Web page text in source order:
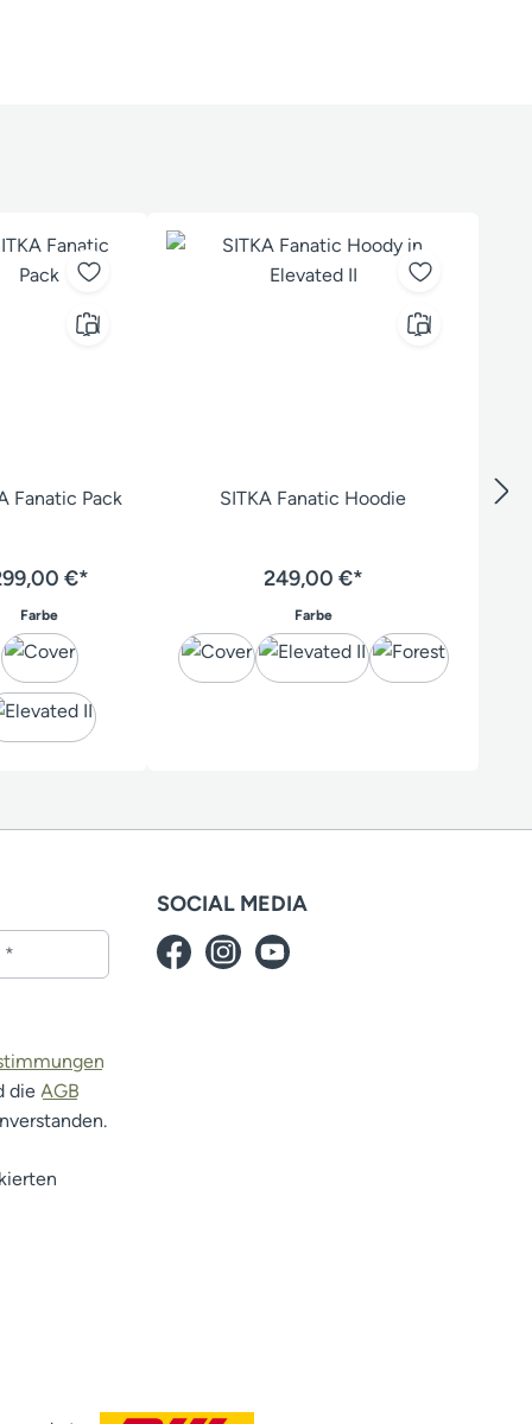
Fanatic Pack
€*
Farbeauswählen
SITKA Fanatic Hoodie
249,00 €*
Farbeauswählen
die AGB
SOCIAL MEDIA